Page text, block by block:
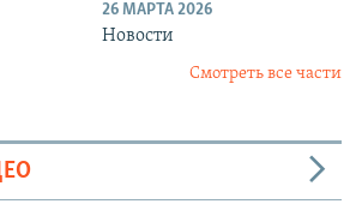
26 МАРТА 2026
Новости
Смотреть все части